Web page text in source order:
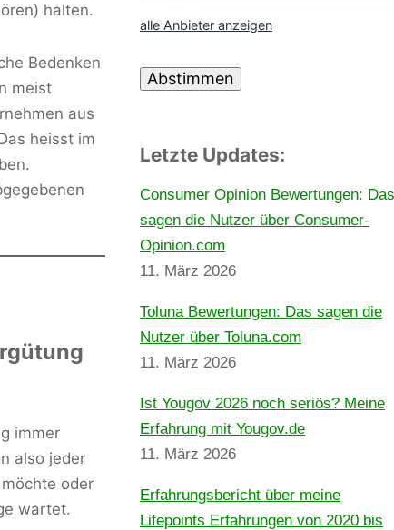
halten.
Bedenken
meist
aus
heisst im
immer
also jeder
oder
wartet.
alle Anbieter anzeigen
Abstimmen
Letzte Updates:
Consumer Opinion Bewertungen: Das
sagen die Nutzer über Consumer-
Opinion.com
11. März 2026
Toluna Bewertungen: Das sagen die
Nutzer über Toluna.com
11. März 2026
Ist Yougov 2026 noch seriös? Meine
Erfahrung mit Yougov.de
11. März 2026
Erfahrungsbericht über meine
Lifepoints Erfahrungen von 2020 bis